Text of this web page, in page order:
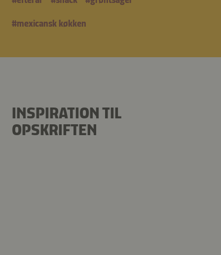
#mexicansk køkken
INSPIRATION TIL
OPSKRIFTEN